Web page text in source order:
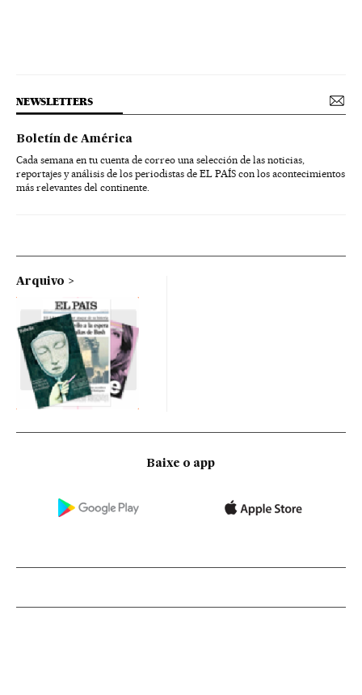
NEWSLETTERS
Boletín de América
Cada semana en tu cuenta de correo una selección de las noticias,
reportajes y análisis de los periodistas de EL PAÍS con los acontecimientos
más relevantes del continente.
Arquivo
Baixe o app